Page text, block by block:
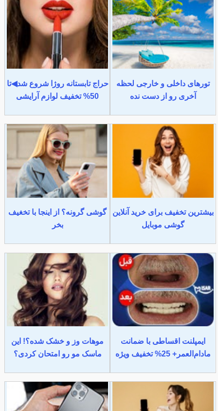
تورهای داخلی و خارجی لحظه
آخری رو از دست نده
حراج تابستانه روژا شروع شد◀تا
50% تخفیف لوازم آرایشی
بیشترین تخفیف برای خرید آنلاین
گوشی موبایل
گوشی گرونه؟ از اینجا با تخغیف
بخر
ایمپلنت اقساطی با ضمانت
مادام‌العمر+ 25% تخفیف ویژه
موهات وز و خشک شده؟! این
ماسک مو رو امتحان کردی؟